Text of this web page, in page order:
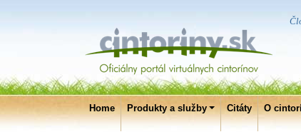
Home Produkty a služby Citáty O